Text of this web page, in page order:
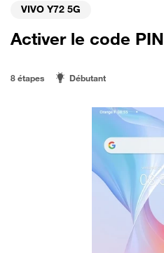
VIVO Y72 5G
Activer le code PIN
8 étapes Débutant